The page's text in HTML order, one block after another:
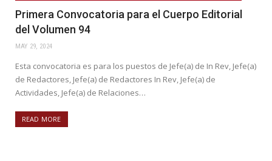
Primera Convocatoria para el Cuerpo Editorial
del Volumen 94
MAY 29, 2024
Esta convocatoria es para los puestos de Jefe(a) de In Rev, Jefe(a)
de Redactores, Jefe(a) de Redactores In Rev, Jefe(a) de
Actividades, Jefe(a) de Relaciones…
READ MORE